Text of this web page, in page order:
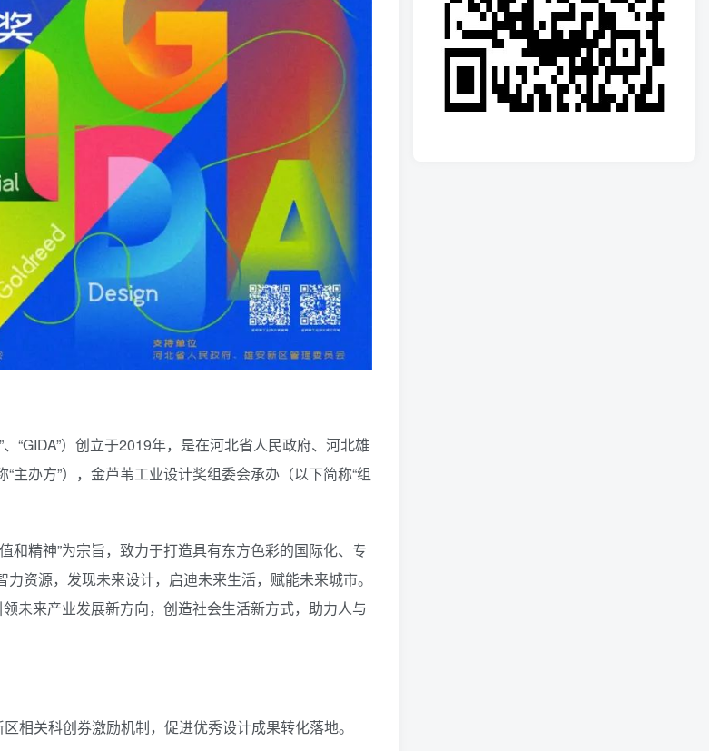
“GIDA”）创立于2019年，是在河北省人民政府、河北雄
办方”），金芦苇工业设计奖组委会承办（以下简称“组
和精神”为宗旨，致力于打造具有东方色彩的国际化、专
资源，发现未来设计，启迪未来生活，赋能未来城市。
未来产业发展新方向，创造社会生活新方式，助力人与
相关科创券激励机制，促进优秀设计成果转化落地。